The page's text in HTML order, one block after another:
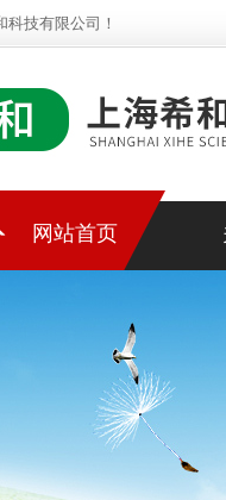
技有限公司！
网站首页